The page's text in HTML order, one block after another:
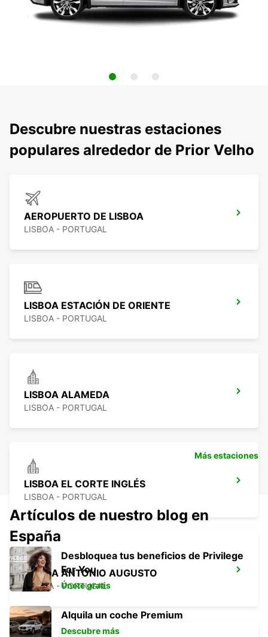
Descubre nuestras estaciones
populares alrededor de Prior Velho
AEROPUERTO DE LISBOA
LISBOA - PORTUGAL
LISBOA ESTACIÓN DE ORIENTE
LISBOA - PORTUGAL
LISBOA ALAMEDA
LISBOA - PORTUGAL
LISBOA EL CORTE INGLÉS
LISBOA - PORTUGAL
LISBOA ANTONIO AUGUSTO
LISBOA - PORTUGAL
Más estaciones
Artículos de nuestro blog en
España
Desbloquea tus beneficios de Privilege
For You
Únete gratis
Alquila un coche Premium
Descubre más